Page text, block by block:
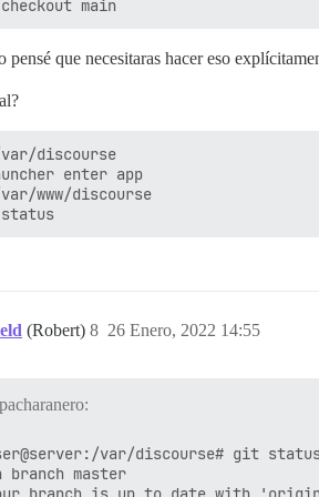
pensé que necesitaras hacer eso
discourse
enter app
www/discourse
(Robert) 26 Enero, 2022 14:55
8
pacharanero:
var/discourse# git
branch master